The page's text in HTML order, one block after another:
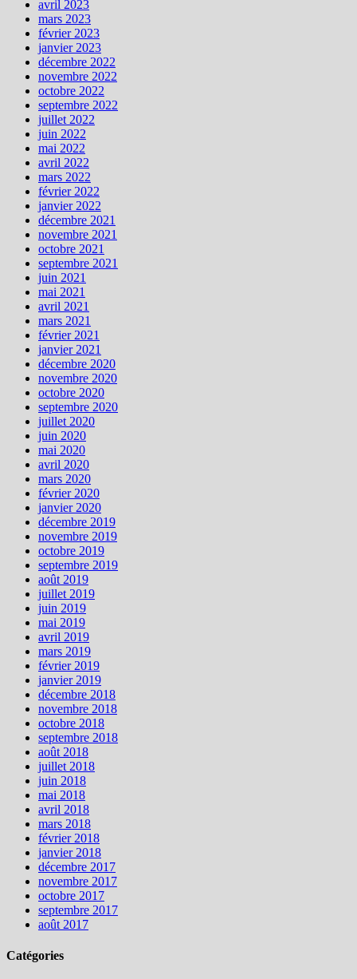
avril 2023
mars 2023
février 2023
janvier 2023
décembre 2022
novembre 2022
octobre 2022
septembre 2022
juillet 2022
juin 2022
mai 2022
avril 2022
mars 2022
février 2022
janvier 2022
décembre 2021
novembre 2021
octobre 2021
septembre 2021
juin 2021
mai 2021
avril 2021
mars 2021
février 2021
janvier 2021
décembre 2020
novembre 2020
octobre 2020
septembre 2020
juillet 2020
juin 2020
mai 2020
avril 2020
mars 2020
février 2020
janvier 2020
décembre 2019
novembre 2019
octobre 2019
septembre 2019
août 2019
juillet 2019
juin 2019
mai 2019
avril 2019
mars 2019
février 2019
janvier 2019
décembre 2018
novembre 2018
octobre 2018
septembre 2018
août 2018
juillet 2018
juin 2018
mai 2018
avril 2018
mars 2018
février 2018
janvier 2018
décembre 2017
novembre 2017
octobre 2017
septembre 2017
août 2017
Catégories